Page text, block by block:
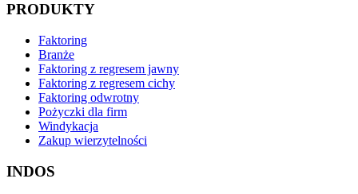
PRODUKTY
Faktoring
Branże
Faktoring z regresem jawny
Faktoring z regresem cichy
Faktoring odwrotny
Pożyczki dla firm
Windykacja
Zakup wierzytelności
INDOS